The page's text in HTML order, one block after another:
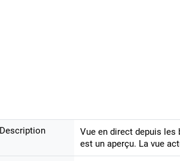
Description
Vue en direct depuis les
est un aperçu. La vue